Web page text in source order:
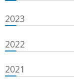
2023
2022
2021